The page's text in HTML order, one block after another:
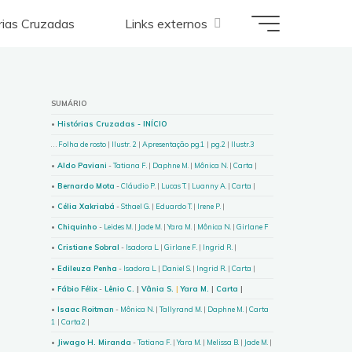
Cruzadas Links externos
-b ok
SUMÁRIO
•Histórias Cruzadas - INÍCIO
. . . Folha de rosto Ilustr. 2 |Apresentação pg.1 pg.2 Ilustr.3
•Aldo Paviani -Tatiana F. | Daphne M . | Mônica N . |Carta |
•Bernardo Mota -Cláudio P . | Lucas T.| Luanny A. |Carta |
•Célia Xakriabá -Sthael G . | Eduardo T.| Irene P. |
•Chiquinho- Leides M. | Jade M . |Yara M . | Mônica N. |Girlane F
•Cristiane Sobral - Isadora L. |Girlane F. | Ingrid R. |
•Edileuza Penha - Isadora L. | Daniel S. | Ingrid R. |Carta |
•Fábio Félix- Lênio C. |Vânia S. | Yara M. |Carta |
•Isaac Roitman - Mônica N. |Tallyrand M. | Daphne M. |Carta
1 |Carta2 |
• Jiwago H. Miranda -Tatiana F. |Yara M. | Melissa B. | Jade M. |